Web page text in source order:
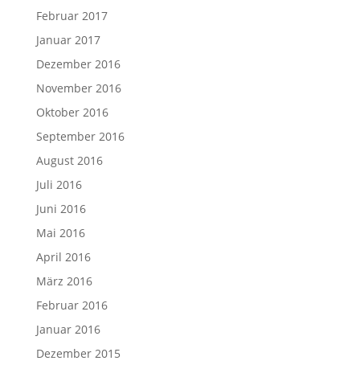
Februar 2017
Januar 2017
Dezember 2016
November 2016
Oktober 2016
September 2016
August 2016
Juli 2016
Juni 2016
Mai 2016
April 2016
März 2016
Februar 2016
Januar 2016
Dezember 2015